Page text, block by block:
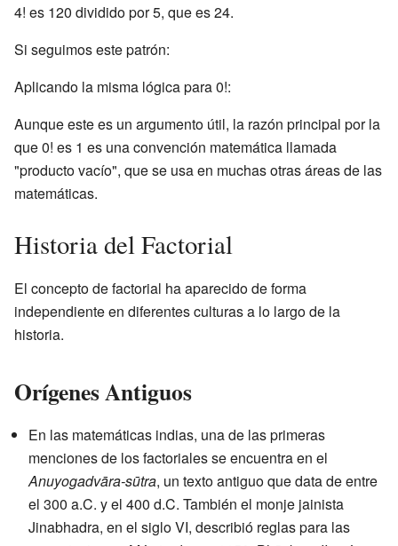
4! es 120 dividido por 5, que es 24.
Si seguimos este patrón:
Aplicando la misma lógica para 0!:
Aunque este es un argumento útil, la razón principal por la
que 0! es 1 es una convención matemática llamada
"producto vacío", que se usa en muchas otras áreas de las
matemáticas.
Historia del Factorial
El concepto de factorial ha aparecido de forma
independiente en diferentes culturas a lo largo de la
historia.
Orígenes Antiguos
En las matemáticas indias, una de las primeras
menciones de los factoriales se encuentra en el
Anuyogadvāra-sūtra, un texto antiguo que data de entre
el 300 a.C. y el 400 d.C. También el monje jainista
Jinabhadra, en el siglo VI, describió reglas para las